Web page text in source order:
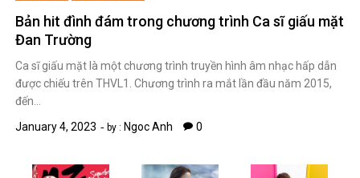
được chiếu trên THVL1. Chương trình ra mắt lần đầu năm 2015,
đến…
January 4, 2023
by :Ngoc Anh 0